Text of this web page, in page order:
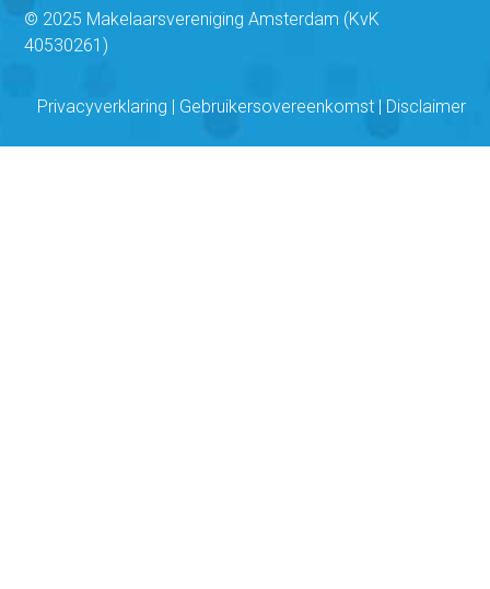
© 2025 Makelaarsvereniging Amsterdam (KvK
40530261)
Privacyverklaring Gebruikersovereenkomst Disclaimer